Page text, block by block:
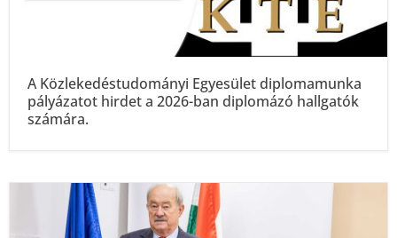
A Közlekedéstudományi Egyesület diplomamunka
pályázatot hirdet a 2026-ban diplomázó hallgatók
számára.